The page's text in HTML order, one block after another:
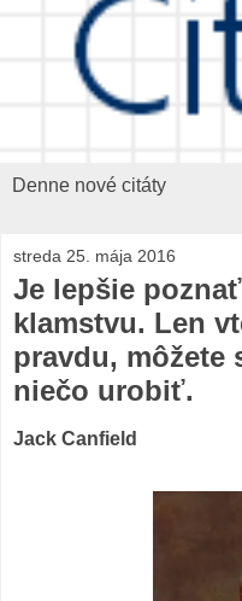
Denne nové citáty
streda 25. mája 2016
Je lepšie
klamstvu. Len
pravdu, môžete
niečo urobiť.
Jack Canfield